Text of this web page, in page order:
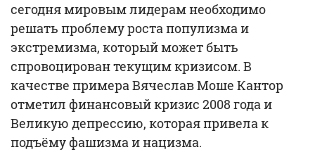
сегодня мировым лидерам необходимо
решать проблему роста популизма и
экстремизма, который может быть
спровоцирован текущим кризисом. В
качестве примера Вячеслав Моше Кантор
отметил финансовый кризис 2008 года и
Великую депрессию, которая привела к
подъёму фашизма и нацизма.